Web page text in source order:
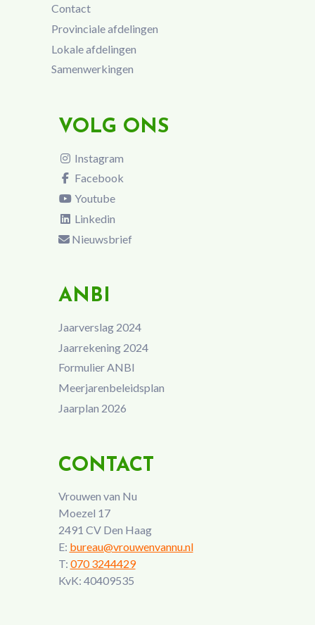
Contact
Provinciale afdelingen
Lokale afdelingen
Samenwerkingen
VOLG ONS
Instagram
Facebook
Youtube
Linkedin
Nieuwsbrief
ANBI
Jaarverslag 2024
Jaarrekening 2024
Formulier ANBI
Meerjarenbeleidsplan
Jaarplan 2026
CONTACT
Vrouwen van Nu
Moezel 17
2491 CV Den Haag
E: bureau@vrouwenvannu.nl
T: 070 3244429
KvK: 40409535